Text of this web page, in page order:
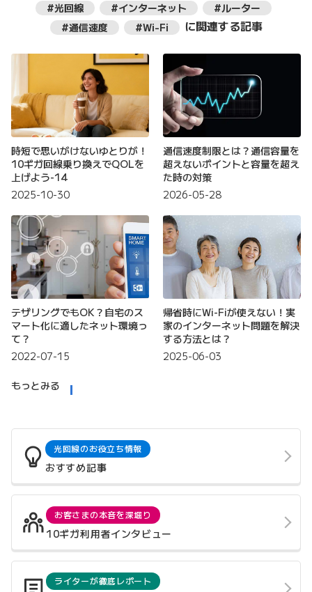
#光回線 #インターネット
#ルーター
#通信速度
#Wi-Fi に関連する記事
時短で思いがけないゆとりが！
10ギガ回線乗り換えでQOLを
上げよう-14
2025-10-30
通信速度制限とは？通信容量を
超えないポイントと容量を超え
た時の対策
2026-05-28
テザリングでもOK？自宅のス
マート化に適したネット環境っ
て？
2022-07-15
帰省時にWi-Fiが使えない！実
家のインターネット問題を解決
する方法とは？
2025-06-03
もっとみる
光回線のお役立ち情報
おすすめ記事
お客さまの本音を深堀り
10ギガ利用者インタビュー
ライターが徹底レポート